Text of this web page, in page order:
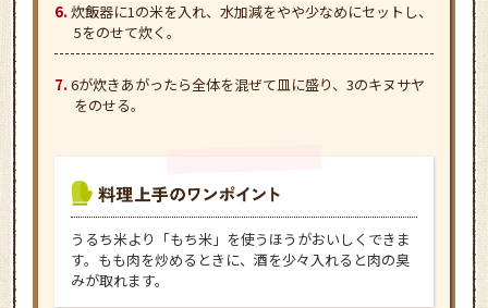
炊飯器に1の米を入れ、水加減をやや少なめにセットし、
5をのせて炊く。
6が炊きあがったら全体を混ぜて皿に盛り、3のキヌサヤ
をのせる。
うるち米より「もち米」を使うほうがおいしくできま
す。もも肉を炒めるときに、酒を少々入れると肉の臭
みが取れます。